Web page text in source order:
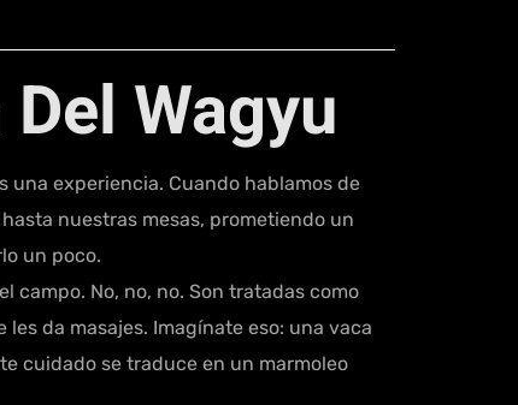
Wagyu
una experiencia. Cuando hablamos de
nuestras mesas, prometiendo un
un poco.
campo. No, no, no. Son tratadas como
da masajes. Imagínate eso: una vaca
cuidado se traduce en un marmoleo